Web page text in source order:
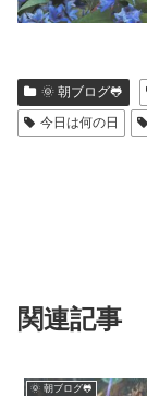
🌞 朝ブログ🐸
今日は何の日
関連記事
🌞 朝ブログ🐸